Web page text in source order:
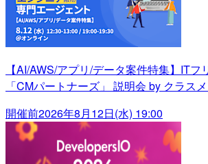
【AI/AWS/アプリ/データ案件特集】ITフ
「CMパートナーズ」 説明会 by クラス
開催前2026年8月12日(水) 19:00